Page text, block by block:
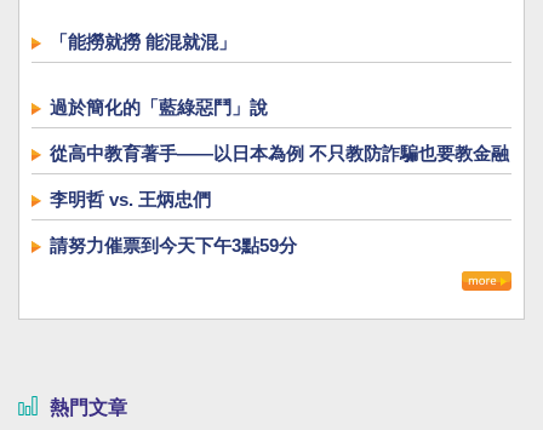
「能撈就撈 能混就混」
過於簡化的「藍綠惡鬥」說
從高中教育著手――以日本為例 不只教防詐騙也要教金融
李明哲 vs. 王炳忠們
請努力催票到今天下午3點59分
熱門文章